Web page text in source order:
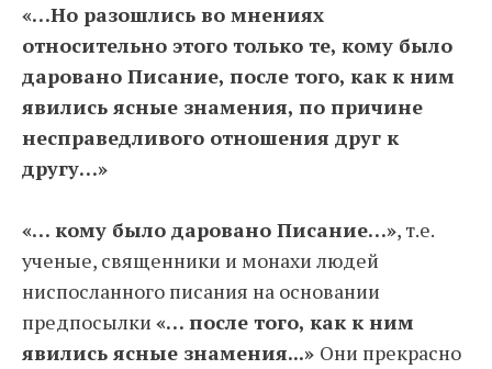
«…Но разошлись во мнениях
относительно этого только те, кому было
даровано Писание, после того, как к ним
явились ясные знамения, по причине
несправедливого отношения друг к
другу…»
«… кому было даровано Писание…», т.е.
ученые, священники и монахи людей
ниспосланного писания на основании
предпосылки «… после того, как к ним
явились ясные знамения...» Они прекрасно